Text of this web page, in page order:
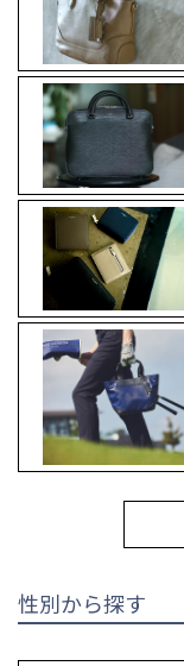
クラッチ＆
セカンドバッグ
バックパック
ボストンバッグ
ショルダーバッグ
リミテッドモデル
ゴルフ
性別から探す